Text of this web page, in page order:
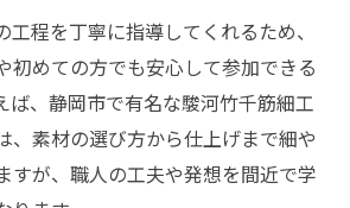
程を丁寧に指導してくれるため、
初めての方でも安心して参加できる
ば、静岡市で有名な駿河竹千筋細工
、素材の選び方から仕上げまで細や
すが、職人の工夫や発想を間近で学